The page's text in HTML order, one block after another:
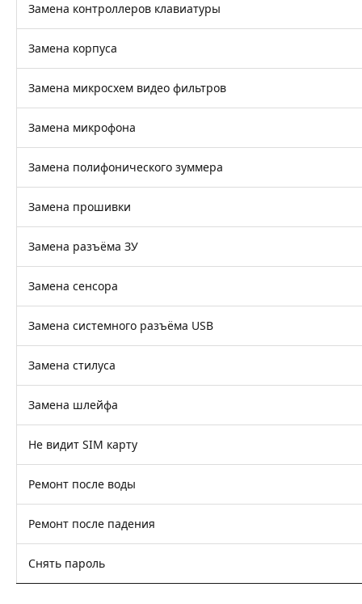
Замена контроллеров клавиатуры
Замена корпуса
Замена микросхем видео фильтров
Замена микрофона
Замена полифонического зуммера
Замена прошивки
Замена разъёма ЗУ
Замена сенсора
Замена системного разъёма USB
Замена стилуса
Замена шлейфа
Не видит SIM карту
Ремонт после воды
Ремонт после падения
Снять пароль